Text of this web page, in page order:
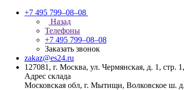
+7 495 799–08–08
Назад
Телефоны
+7 495 799–08–08
Заказать звонок
zakaz@es24.ru
127081, г. Москва, ул. Чермянская, д. 1, стр.
Адрес склада
Московская обл, г. Мытищи, Волковское ш. д.